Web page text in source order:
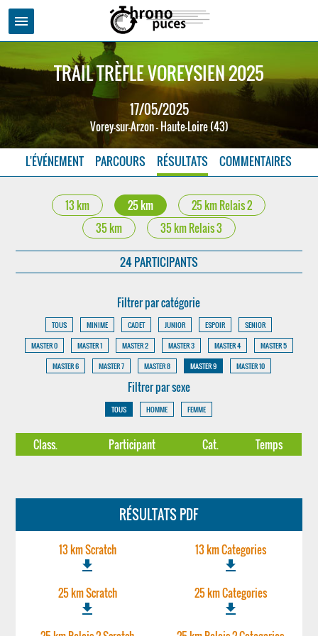
menu
TRAIL TRÈFLE VOREYSIEN 2025
17/05/2025
Vorey-sur-Arzon - Haute-Loire (43)
L'ÉVÉNEMENT PARCOURS RÉSULTATS COMMENTAIRES
13 km 25 km
25 km Relais 2
35 km
35 km Relais 3
24 PARTICIPANTS
Filtrer par catégorie
TOUS MINIME CADET JUNIOR ESPOIR
SENIOR
MASTER 0
MASTER 1 MASTER 2 MASTER 3 MASTER 4
MASTER 5
MASTER 6
MASTER 7 MASTER 8 MASTER 9 MASTER 10
Filtrer par sexe
TOUS HOMME FEMME
Class. Participant Cat. Temps
RÉSULTATS PDF
13 km Scratch
file_download
13 km Categories
file_download
25 km Scratch
file_download
25 km Categories
file_download